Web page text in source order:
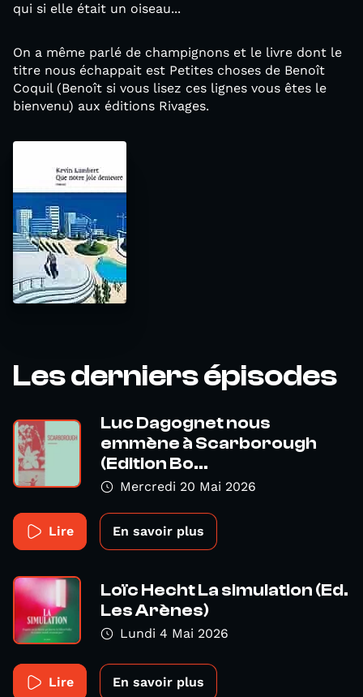
qui si elle était un oiseau...
On a même parlé de champignons et le livre dont le
titre nous échappait est Petites choses de Benoît
Coquil (Benoît si vous lisez ces lignes vous êtes le
bienvenu) aux éditions Rivages.
Les derniers épisodes
Luc Dagognet nous
emmène à Scarborough
(Edition Bo...
Mercredi 20 Mai 2026
Lire En savoir plus
Loïc Hecht La simulation (Ed.
Les Arènes)
Lundi 4 Mai 2026
Lire En savoir plus